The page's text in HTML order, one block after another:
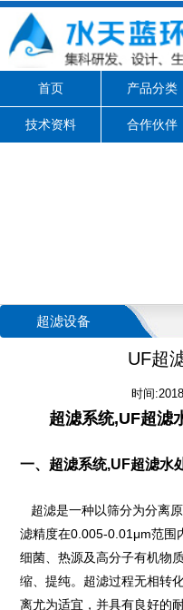
首页 产品分类
技术资料 合作伙伴
超滤设备
UF超
时间
超滤系统,UF超滤
一、超滤系统,UF超滤水
超滤是一种以筛分为分离
滤精度在0.005-0.01μm范围
细菌、热源及高分子有机物
缩、提纯。超滤过程无相转
离尤为适宜，并具有良好的